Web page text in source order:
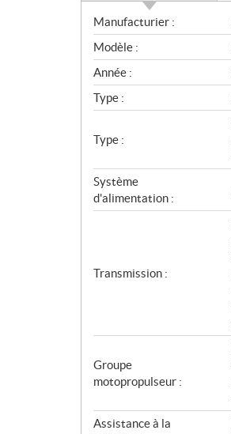
S
p
é
c
i
f
c
t
i
o
Manufacturier :
Modèle :
Année :
Type :
Type :
Système
d'alimentation :
Transmission :
Groupe
motopropulseur :
Assistance à la